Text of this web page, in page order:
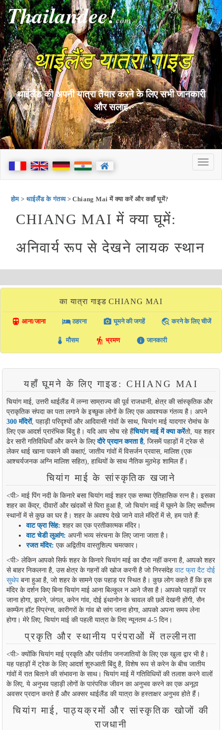
Thailandee!com
थाईलैंड यात्रा गाइड
थाईलैंड की अपनी यात्रा तैयार करने के लिए सभी जानकारी
और सलाह
होम>थाईलैंड के गंतव्य> Chiang Mai में क्या करें और कहाँ घूमें?
CHIANG MAI में क्या घूमें:
अनिवार्य रूप से देखने लायक स्थान
का यात्रा गाइड CHIANG MAI
directions_transit आना/जाना local_hotelठहरना photo_camera घूमने की जगहें travel_explore करने के लिए चीजें
thermostat मौसम hiking भ्रमण info जानकारी
यहाँ घूमने के लिए गाइड: CHIANG MAI
चियांग माई, उत्तरी थाईलैंड में लन्ना साम्राज्य की पूर्व राजधानी, क्षेत्र की सांस्कृतिक और
प्राकृतिक संपदा का पता लगाने के इच्छुक लोगों के लिए एक आवश्यक गंतव्य है। अपने
300 मंदिरों, पहाड़ी परिदृश्यों और आदिवासी गांवों के साथ, चियांग माई यादगार रोमांच के
लिए एक आदर्श प्रारंभिक बिंदु है। यदि आप सोच रहे हैंचियांग माई में क्या करेंतो, यह शहर
ढेर सारी गतिविधियाँ और करने के लिएदौरे प्रदान करता है, जिसमें पहाड़ों में ट्रेक से
लेकर थाई खाना पकाने की कक्षाएं, जातीय गांवों में विसर्जन प्रवास, मालिश (एक
आश्चर्यजनक अग्नि मालिश सहित), हाथियों के साथ नैतिक मुठभेड़ शामिल हैं।
चियांग माई के सांस्कृतिक खजाने
<पी> माई पिंग नदी के किनारे बसा चियांग माई शहर एक सच्चा ऐतिहासिक रत्न है। इसका
शहर का केंद्र, दीवारों और खंदकों से घिरा हुआ है, जो चियांग माई में घूमने के लिए सर्वोत्तम
स्थानों में से कुछ का घर है। शहर के अवश्य देखे जाने वाले मंदिरों में से, हम पाते हैं:
वाट फ्रा सिंह: शहर का एक प्रतीकात्मक मंदिर।
वाट चेडी लुआंग: अपनी भव्य संरचना के लिए जाना जाता है।
रजत मंदिर: एक अद्वितीय वास्तुशिल्प चमत्कार।
<पी> लेकिन आपको सिर्फ शहर के किनारे चियांग माई का दौरा नहीं करना है, आपको शहर
से बाहर निकलना है, उस क्षेत्र के गहनों की खोज करनी है जो निस्संदेह वाट फ्रा दैट दोई
सुथेपबना हुआ है, जो शहर के सामने एक पहाड़ पर स्थित है। कुछ लोग कहते हैं कि इस
मंदिर के दर्शन किए बिना चियांग माई आना बिल्कुल न आने जैसा है। आपको पहाड़ों पर
जाना होगा, झरने, जंगल, करेन गांव, दोई इंथानोन के चावल की छतें देखनी होंगी, सैन
काम्फेंग हॉट स्प्रिंग्स, कारीगरों के गांव बो सांग जाना होगा, आपको अपना समय लेना
होगा। मेरे लिए, चियांग माई की पहली यात्रा के लिए न्यूनतम 4-5 दिन।
प्रकृति और स्थानीय परंपराओं में तल्लीनता
<पी> क्योंकि चियांग माई प्रकृति और पर्वतीय जनजातियों के लिए एक खुला द्वार भी है।
यह पहाड़ों में ट्रेक के लिए आदर्श शुरुआती बिंदु है, विशेष रूप से करेन के बीच जातीय
गांवों में रात बिताने की संभावना के साथ। चियांग माई में गतिविधियों की तलाश करने वालों
के लिए, ये अनुभव पहाड़ी लोगों के पारंपरिक जीवन का अनुभव करने का एक अनूठा
अवसर प्रदान करते हैं और अक्सर थाईलैंड की यात्रा के हस्ताक्षर अनुभव होते हैं।
चियांग माई, पाठ्यक्रमों और सांस्कृतिक खोजों की
राजधानी